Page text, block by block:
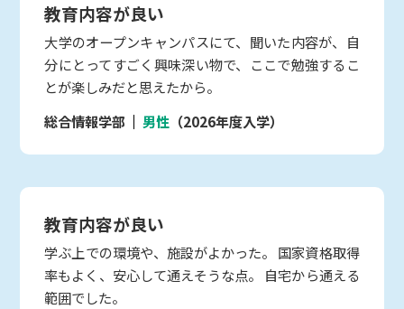
教育内容が良い
大学のオープンキャンパスにて、聞いた内容が、自
分にとってすごく興味深い物で、ここで勉強するこ
とが楽しみだと思えたから。
総合情報学部
男性 （2026年度入学）
教育内容が良い
学ぶ上での環境や、施設がよかった。 国家資格取得
率もよく、安心して通えそうな点。 自宅から通える
範囲でした。